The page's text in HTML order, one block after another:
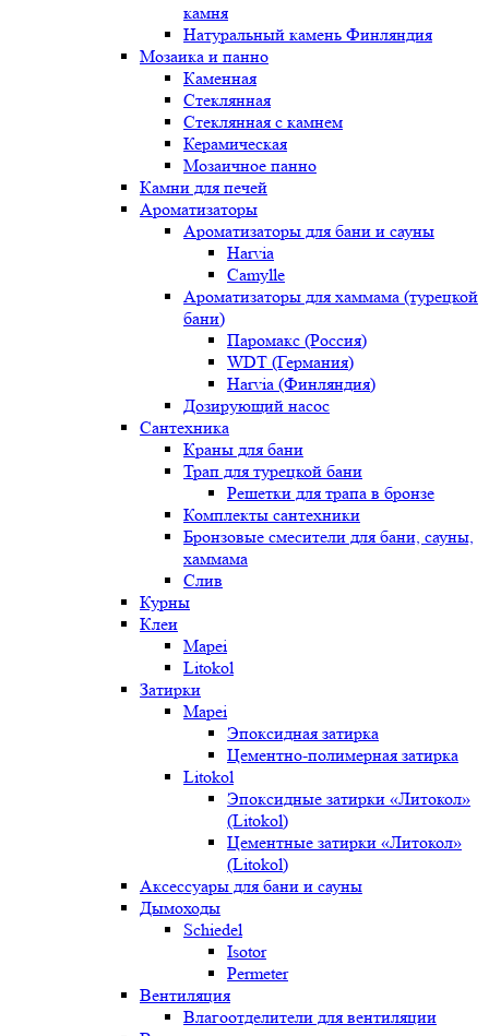
камня
Натуральный камень Финляндия
Мозаика и панно
Каменная
Стеклянная
Стеклянная с камнем
Керамическая
Мозаичное панно
Камни для печей
Ароматизаторы
Ароматизаторы для бани и сауны
Harvia
Camylle
Ароматизаторы для хаммама (турецкой
бани)
Паромакс (Россия)
WDT (Германия)
Harvia (Финляндия)
Дозирующий насос
Сантехника
Краны для бани
Трап для турецкой бани
Решетки для трапа в бронзе
Комплекты сантехники
Бронзовые смесители для бани, сауны,
хаммама
Слив
Курны
Клеи
Mapei
Litokol
Затирки
Mapei
Эпоксидная затирка
Цементно-полимерная затирка
Litokol
Эпоксидные затирки «Литокол»
(Litokol)
Цементные затирки «Литокол»
(Litokol)
Аксессуары для бани и сауны
Дымоходы
Schiedel
Isotor
Permeter
Вентиляция
Влагоотделители для вентиляции